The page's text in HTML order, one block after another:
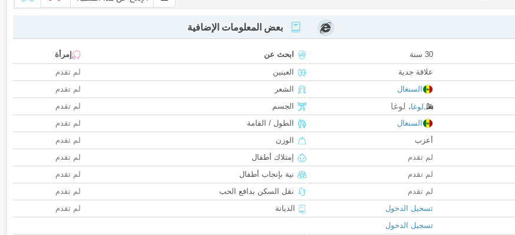
30 سنة
علاقة جدية
السنغال
لوغا، لوغا
السنغال
أعزب
لم تقدم
لم تقدم
لم تقدم
تسجيل الدخول
تسجيل الدخول
بعض المعلومات الإضافية
ابحث عن
إمرأة
العينين
لم تقدم
الشعر
لم تقدم
الجسم
لم تقدم
الطول / القامة
لم تقدم
الوزن
لم تقدم
إمتلاك أطفال
لم تقدم
نية بإنجاب أطفال
لم تقدم
نقل السكن بدافع الحب
لم تقدم
الديانة
لم تقدم